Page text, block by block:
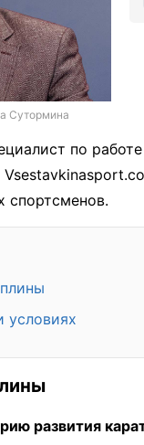
Сутормина
по
спортсменов.
условиях
развития